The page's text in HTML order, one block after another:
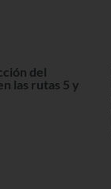
del
las rutas 5 y